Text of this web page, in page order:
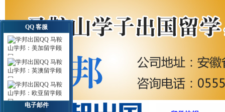
QQ 客服
马鞍
山学邦：美加留学顾
问
马鞍
山学邦：英澳留学顾
问
马鞍
山学邦：欧亚留学顾
问
电子邮件